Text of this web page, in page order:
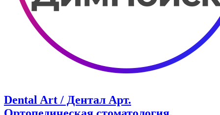
Dental Art / Дентал Арт.